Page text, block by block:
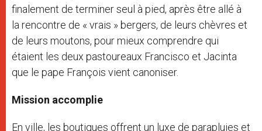
finalement de terminer seul à pied, après être allé à
la rencontre de « vrais » bergers, de leurs chèvres et
de leurs moutons, pour mieux comprendre qui
étaient les deux pastoureaux Francisco et Jacinta
que le pape François vient canoniser.
Mission accomplie
En ville, les boutiques offrent un luxe de parapluies et